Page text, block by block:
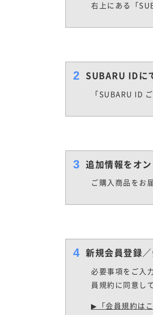
右上にある「
2 SUBARU IDに
「SUBARU ID
3 追加情報をオ
ご購入商品をお
4 新規会員登録
必要事項をご入
員規約に同意し
▶「会員規約はこ